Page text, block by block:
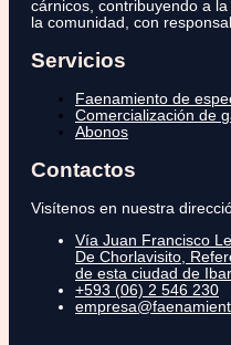
cárnicos, contribuyendo a
la comunidad, con
Servicios
Faenamiento de
Comercialización de
Abonos
Contactos
Visítenos en nuestra
Vía Juan Francisco
De Chorlavisito,
de esta ciudad de
+593 (06) 2 546 230